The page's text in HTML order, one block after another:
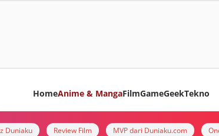
HomeAnime & MangaFilmGameGeekTekno
Duniaku Review Film MVP dari Duniaku.com